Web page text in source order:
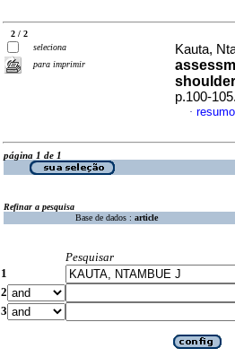
2 / 2
seleciona
para imprimir
Kauta,
p.100-
·
página 1 de 1
Refinar a pesquisa
Base de dados : article
Pesquisar
1
2
3